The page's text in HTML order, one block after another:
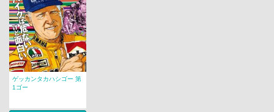
ゲッカンタカハシゴー 第
1ゴー